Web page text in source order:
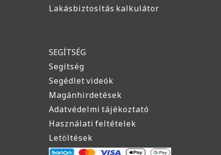
Lakásbiztosítás kalkulátor
SEGÍTSÉG
Segítség
Segédlet videók
Magánhirdetések
Adatvédelmi tájékoztató
Használati feltételek
Letöltések